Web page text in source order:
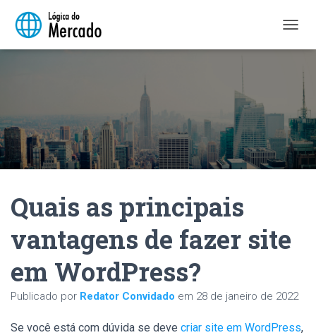
L
A
R
N
A
V
Ã
O
Quais as principais
vantagens de fazer site
em WordPress?
Publicado por Redator Convidado em 28 de janeiro de 2022
Se você está com dúvida se deve criar site em WordPress,